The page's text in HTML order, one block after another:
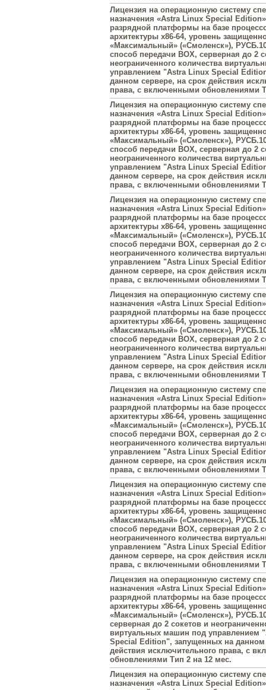
Лицензия на операционную систему
назначения «Astra Linux Special
разрядной платформы на базе
архитектуры х86-64, уровень
«Максимальный» («Смоленск»),
способ передачи BOX, серверная до 2
неограниченного количества
управлением "Astra Linux Special
данном сервере, на срок действия
права, с включенными обновлениями
Лицензия на операционную систему
назначения «Astra Linux Special
разрядной платформы на базе
архитектуры х86-64, уровень
«Максимальный» («Смоленск»),
способ передачи BOX, серверная до 2
неограниченного количества
управлением "Astra Linux Special
данном сервере, на срок действия
права, с включенными обновлениями
Лицензия на операционную систему
назначения «Astra Linux Special
разрядной платформы на базе
архитектуры х86-64, уровень
«Максимальный» («Смоленск»),
способ передачи BOX, серверная до 2
неограниченного количества
управлением "Astra Linux Special
данном сервере, на срок действия
права, с включенными обновлениями
Лицензия на операционную систему
назначения «Astra Linux Special
разрядной платформы на базе
архитектуры х86-64, уровень
«Максимальный» («Смоленск»),
способ передачи BOX, серверная до 2
неограниченного количества
управлением "Astra Linux Special
данном сервере, на срок действия
права, с включенными обновлениями
Лицензия на операционную систему
назначения «Astra Linux Special
разрядной платформы на базе
архитектуры х86-64, уровень
«Максимальный» («Смоленск»),
способ передачи BOX, серверная до 2
неограниченного количества
управлением "Astra Linux Special
данном сервере, на срок действия
права, с включенными обновлениями
Лицензия на операционную систему
назначения «Astra Linux Special
разрядной платформы на базе
архитектуры х86-64, уровень
«Максимальный» («Смоленск»),
способ передачи BOX, серверная до 2
неограниченного количества
управлением "Astra Linux Special
данном сервере, на срок действия
права, с включенными обновлениями
Лицензия на операционную систему
назначения «Astra Linux Special
разрядной платформы на базе
архитектуры х86-64, уровень
«Максимальный» («Смоленск»),
серверная до 2 сокетов и
виртуальных машин под управлением
Special Edition", запущенных на данном
действия исключительного права, с
обновлениями Тип 2 на 12 мес.
Лицензия на операционную систему
назначения «Astra Linux Special